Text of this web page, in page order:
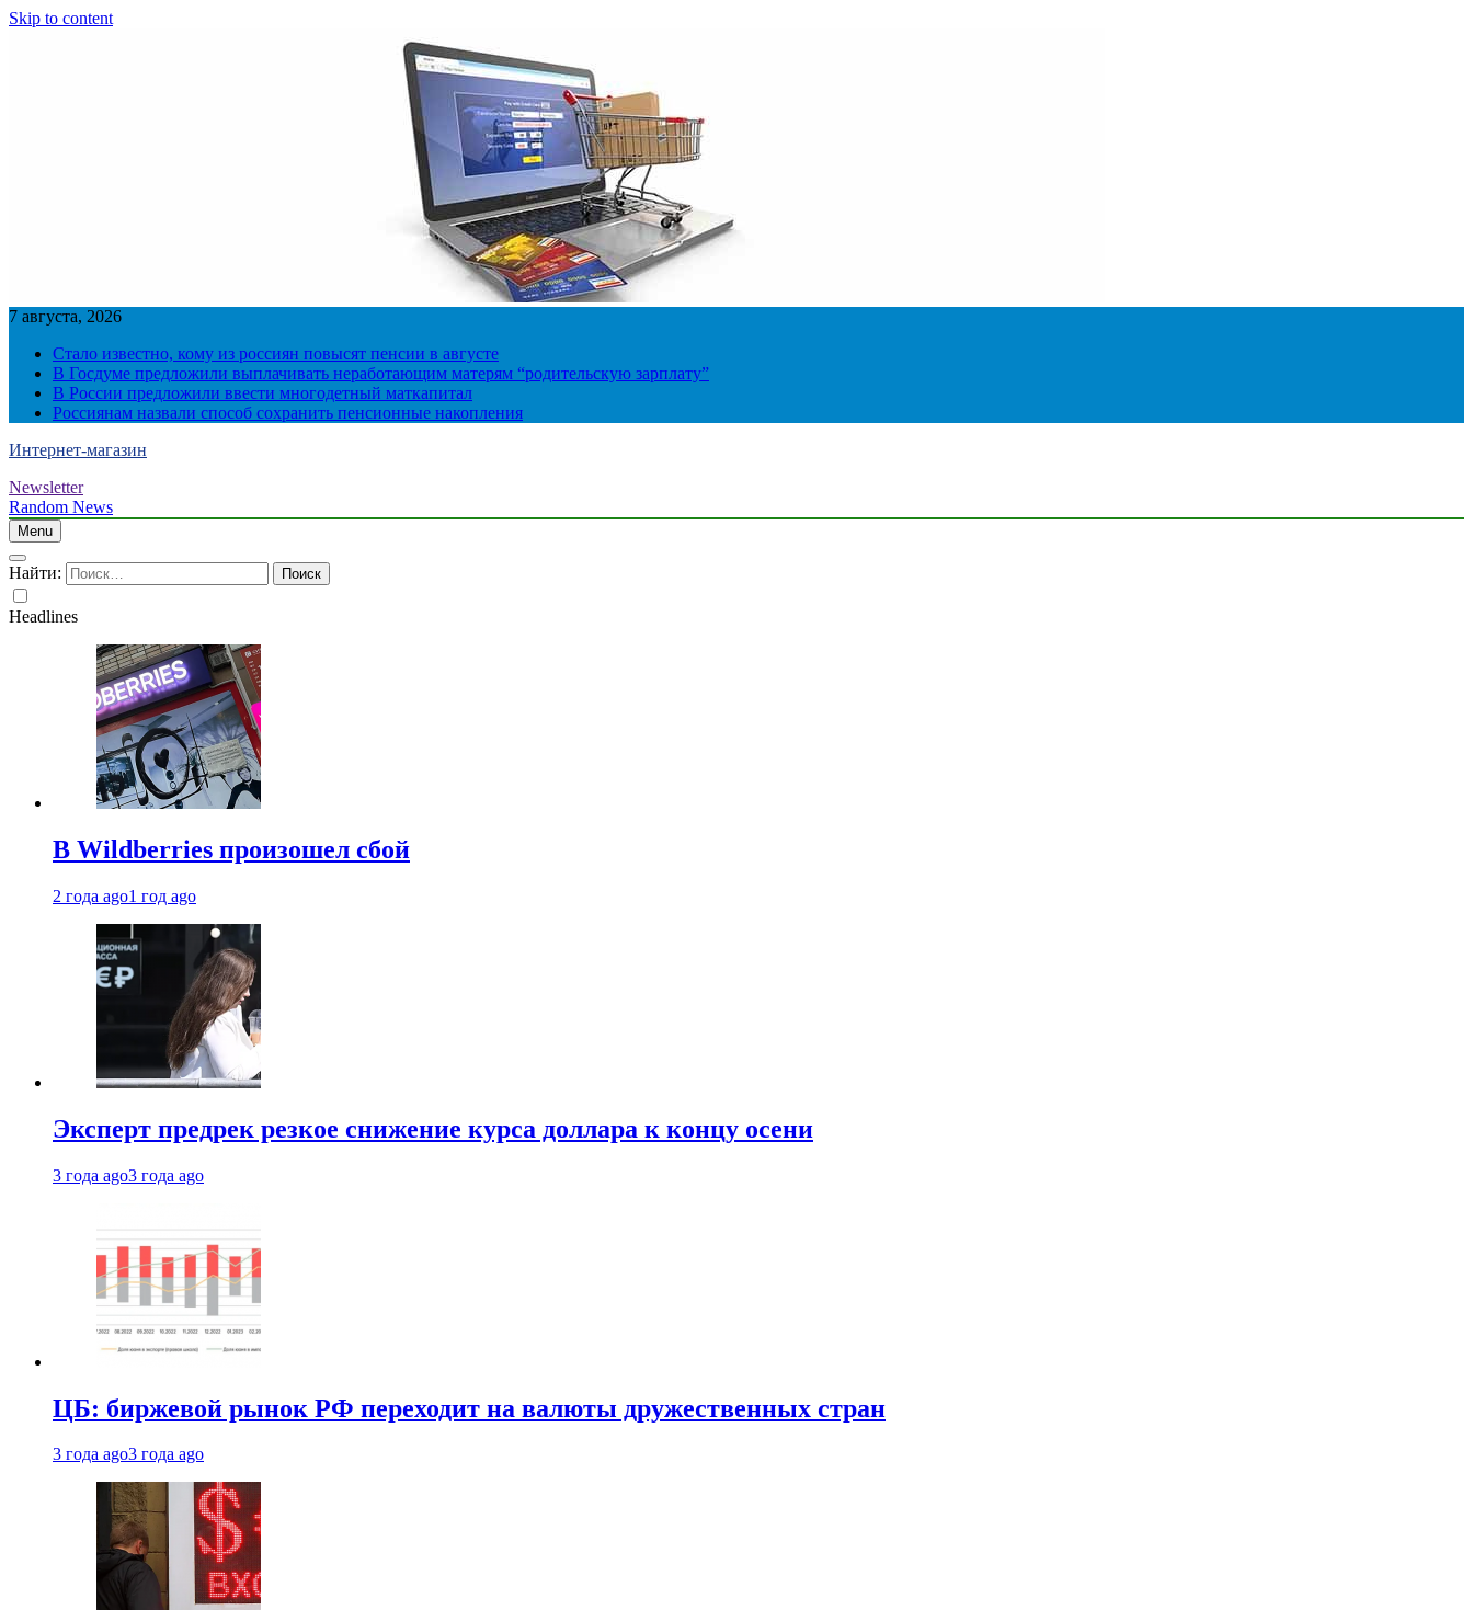
Skip to content
7 августа, 2026
Стало известно, кому из россиян повысят пенсии в августе
В Госдуме предложили выплачивать неработающим матерям “родительскую зарплату”
В России предложили ввести многодетный маткапитал
Россиянам назвали способ сохранить пенсионные накопления
Интернет-магазин
Newsletter
Random News
Menu
Найти:
Headlines
В Wildberries произошел сбой
2 года ago1 год ago
Эксперт предрек резкое снижение курса доллара к концу осени
3 года ago3 года ago
ЦБ: биржевой рынок РФ переходит на валюты дружественных стран
3 года ago3 года ago